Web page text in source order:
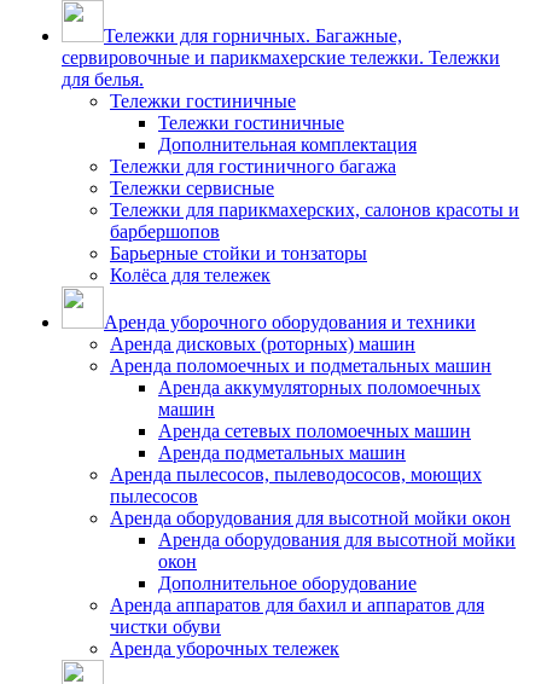
Тележки для горничных. Багажные,
сервировочные и парикмахерские тележки. Тележки
для белья.
Тележки гостиничные
Тележки гостиничные
Дополнительная комплектация
Тележки для гостиничного багажа
Тележки сервисные
Тележки для парикмахерских, салонов красоты и
барбершопов
Барьерные стойки и тонзаторы
Колёса для тележек
Аренда уборочного оборудования и техники
Аренда дисковых (роторных) машин
Аренда поломоечных и подметальных машин
Аренда аккумуляторных поломоечных
машин
Аренда сетевых поломоечных машин
Аренда подметальных машин
Аренда пылесосов, пылеводососов, моющих
пылесосов
Аренда оборудования для высотной мойки окон
Аренда оборудования для высотной мойки
окон
Дополнительное оборудование
Аренда аппаратов для бахил и аппаратов для
чистки обуви
Аренда уборочных тележек